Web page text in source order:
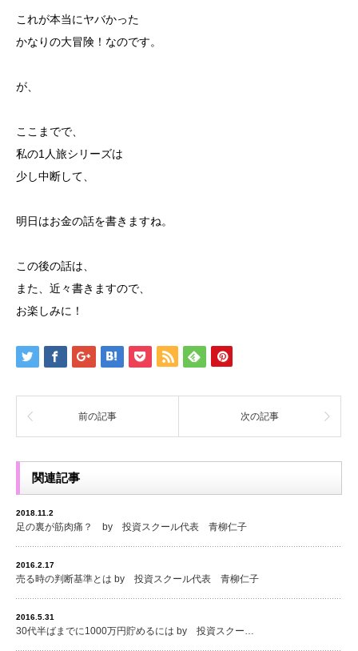
これが本当にヤバかった
かなりの大冒険！なのです。
が、
ここまでで、
私の1人旅シリーズは
少し中断して、
明日はお金の話を書きますね。
この後の話は、
また、近々書きますので、
お楽しみに！
前の記事 次の記事
関連記事
2018.11.2
足の裏が筋肉痛？ by 投資スクール代表 青柳仁子
2016.2.17
売る時の判断基準とは by 投資スクール代表 青柳仁子
2016.5.31
30代半ばまでに1000万円貯めるには by 投資スクー…